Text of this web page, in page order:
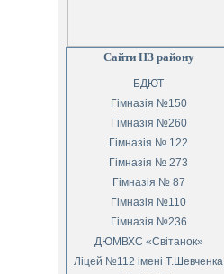
Сайти НЗ району
БДЮТ
Гімназія №150
Гімназія №260
Гімназія № 122
Гімназія № 273
Гімназія № 87
Гімназія №110
Гімназія №236
ДЮМВХС «Світанок»
Ліцей №112 імені Т.Шевченка